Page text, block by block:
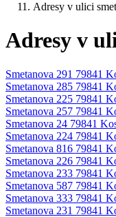
Adresy v ulici
Adresy v
Smetanova 291 79841
Smetanova 285 79841
Smetanova 225 79841
Smetanova 257 79841
Smetanova 24 79841
Smetanova 224 79841
Smetanova 816 79841
Smetanova 226 79841
Smetanova 233 79841
Smetanova 587 79841
Smetanova 333 79841
Smetanova 231 79841